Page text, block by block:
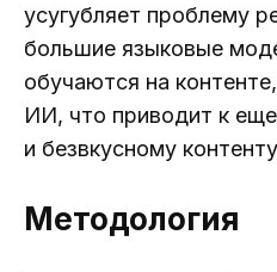
усугубляет проблему
большие языковые
обучаются на
ИИ, что приводит к
и безвкусному
Методология